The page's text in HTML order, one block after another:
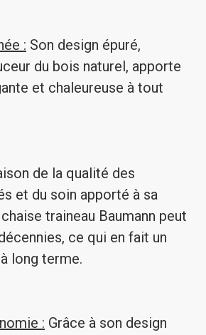
: Son design épuré,
du bois naturel, apporte
et chaleureuse à tout
de la qualité des
et du soin apporté à sa
traineau Baumann peut
ce qui en fait un
long terme.
: Grâce à son design